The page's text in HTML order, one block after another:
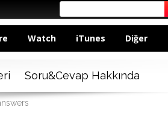
Watch iTunes Diğer
Soru&Cevap Hakkında